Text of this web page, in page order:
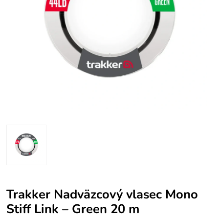
Trakker Nadväzcový vlasec Mono
Stiff Link – Green 20 m